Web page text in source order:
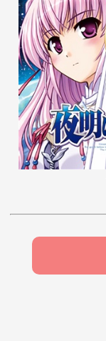
や
ら り